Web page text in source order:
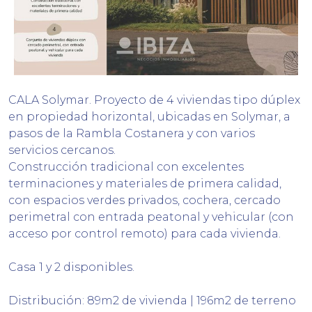
CALA Solymar. Proyecto de 4 viviendas tipo dúplex
en propiedad horizontal, ubicadas en Solymar, a
pasos de la Rambla Costanera y con varios
servicios cercanos.
Construcción tradicional con excelentes
terminaciones y materiales de primera calidad,
con espacios verdes privados, cochera, cercado
perimetral con entrada peatonal y vehicular (con
acceso por control remoto) para cada vivienda.
Casa 1 y 2 disponibles.
Distribución: 89m2 de vivienda | 196m2 de terreno